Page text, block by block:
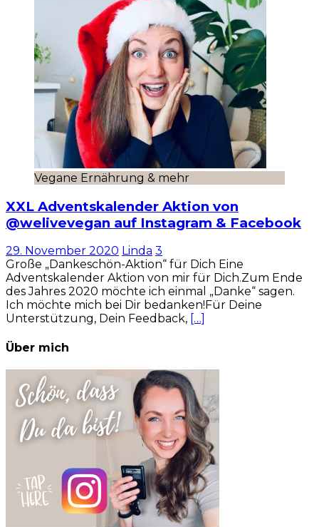
Vegane Ernährung & mehr
XXL Adventskalender Aktion von
@welivevegan auf Instagram & Facebook
29. November 2020 Linda 3
Große „Dankeschön-Aktion“ für Dich Eine
Adventskalender Aktion von mir für Dich.Zum Ende
des Jahres 2020 möchte ich einmal „Danke“ sagen.
Ich möchte mich bei Dir bedanken!Für Deine
Unterstützung, Dein Feedback, […]
Über mich